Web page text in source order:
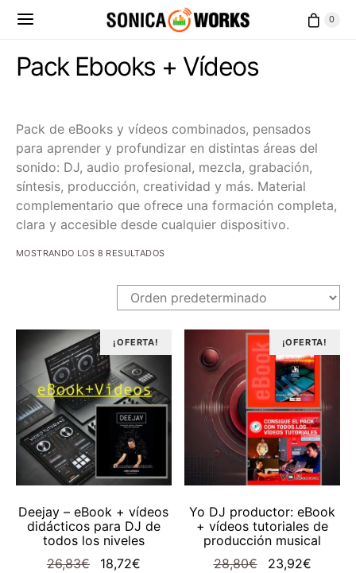
0
Pack Ebooks + Vídeos
Pack de eBooks y vídeos combinados, pensados
para aprender y profundizar en distintas áreas del
sonido: DJ, audio profesional, mezcla, grabación,
síntesis, producción, creatividad y más. Material
complementario que ofrece una formación completa,
clara y accesible desde cualquier dispositivo.
MOSTRANDO LOS 8 RESULTADOS
¡OFERTA!
AÑADIR AL CARRITO
Deejay – eBook + vídeos
didácticos para DJ de
todos los niveles
26,83€
El
18,72€El
¡OFERTA!
AÑADIR AL CARRITO
Yo DJ productor: eBook
+ vídeos tutoriales de
producción musical
28,80€
El
23,92€El